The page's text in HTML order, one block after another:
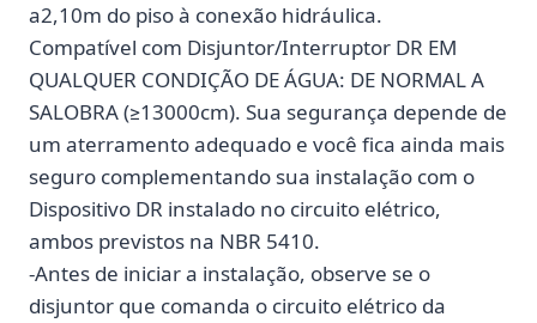
a2,10m do piso à conexão hidráulica.
Compatível com Disjuntor/Interruptor DR EM
QUALQUER CONDIÇÃO DE ÁGUA: DE NORMAL A
SALOBRA (≥13000cm). Sua segurança depende de
um aterramento adequado e você fica ainda mais
seguro complementando sua instalação com o
Dispositivo DR instalado no circuito elétrico,
ambos previstos na NBR 5410.
-Antes de iniciar a instalação, observe se o
disjuntor que comanda o circuito elétrico da